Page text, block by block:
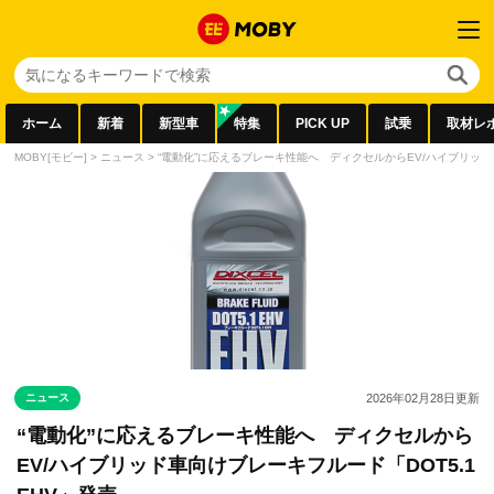
ホーム 新着 新型車 特集 PICK UP 試乗 取材レ
MOBY[モビー] > ニュース > “電動化”に応えるブレーキ性能へ ディクセルからEV/ハイブリッ
ニュース 2026年02月28日更新
“電動化”に応えるブレーキ性能へ ディクセルから
EV/ハイブリッド車向けブレーキフルード「DOT5.1